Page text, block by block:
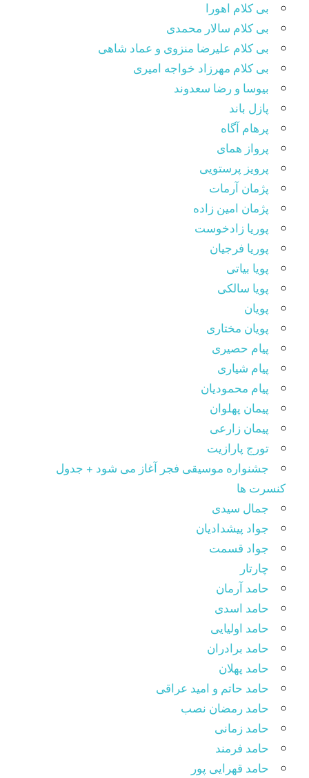
بی کلام اهورا
بی کلام سالار محمدی
بی کلام علیرضا منزوی و عماد شاهی
بی کلام مهرزاد خواجه امیری
بیوسا و رضا سعدوند
پازل باند
پرهام آگاه
پرواز همای
پرویز پرستویی
پژمان آرمات
پژمان امین زاده
پوریا زادخوست
پوریا فرجیان
پویا بیاتی
پویا سالکی
پویان
پویان مختاری
پیام حصیری
پیام شیاری
پیام محمودیان
پیمان پهلوان
پیمان زارعی
تورج پارازیت
جشنواره موسیقی فجر آغاز می شود + جدول
کنسرت ها
جمال سیدی
جواد پیشدادیان
جواد قسمت
چارتار
حامد آرمان
حامد اسدی
حامد اولیایی
حامد برادران
حامد پهلان
حامد حاتم و امید عراقی
حامد رمضان نصب
حامد زمانی
حامد فرمند
حامد قهرایی پور